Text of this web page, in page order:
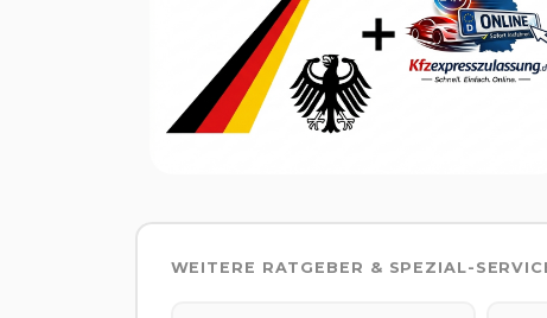
WEITERE RATGEBER & SPEZIAL-